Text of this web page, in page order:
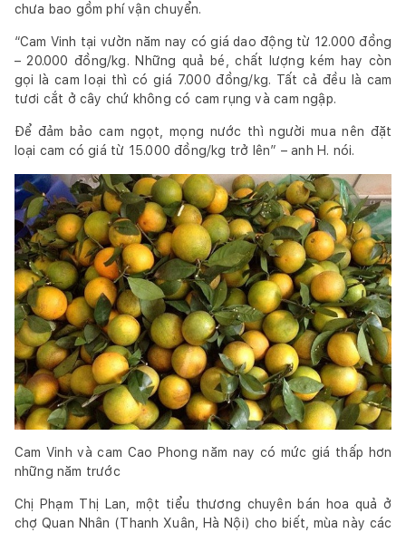
chưa bao gồm phí vận chuyển.
“Cam Vinh tại vườn năm nay có giá dao động từ 12.000 đồng
– 20.000 đồng/kg. Những quả bé, chất lượng kém hay còn
gọi là cam loại thì có giá 7.000 đồng/kg. Tất cả đều là cam
tươi cắt ở cây chứ không có cam rụng và cam ngập.
Để đảm bảo cam ngọt, mọng nước thì người mua nên đặt
loại cam có giá từ 15.000 đồng/kg trở lên” – anh H. nói.
Cam Vinh và cam Cao Phong năm nay có mức giá thấp hơn
những năm trước
Chị Phạm Thị Lan, một tiểu thương chuyên bán hoa quả ở
chợ Quan Nhân (Thanh Xuân, Hà Nội) cho biết, mùa này các